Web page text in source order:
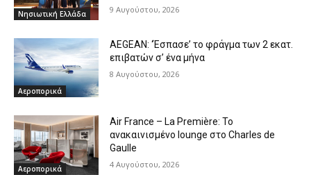
Νησιωτική Ελλάδα 9 Αυγούστου, 2026
Αεροπορικά
AEGEAN: ‘Έσπασε’ το φράγμα των 2 εκατ.
επιβατών σ’ ένα μήνα
8 Αυγούστου, 2026
Αεροπορικά
Air France – La Première: Το
ανακαινισμένο lounge στο Charles de
Gaulle
4 Αυγούστου, 2026